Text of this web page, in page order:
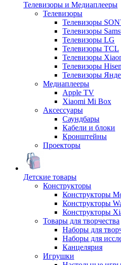
Телевизоры и Медиаплееры
Телевизоры
Телевизоры
Телевизоры
Телевизоры LG
Телевизоры TCL
Телевизоры
Телевизоры
Телевизоры
Медиаплееры
Apple TV
Xiaomi Mi Box
Аксессуары
Саундбары
Кабели и блоки
Кронштейны
Проекторы
Детские товары
Конструкторы
Конструкторы
Конструкторы
Конструкторы
Товары для творчества
Наборы для
Наборы для
Канцелярия
Игрушки